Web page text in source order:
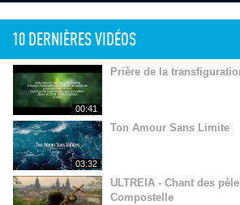
10 DERNIÈRES VIDÉOS
00:41
Prière de la
03:32
Ton Amour Sans Limite
ULTREIA - Chant des
Compostelle